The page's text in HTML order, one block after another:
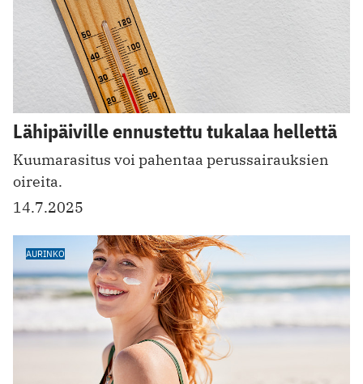
Lähipäiville ennustettu tukalaa hellettä
Kuumarasitus voi pahentaa perussairauksien
oireita.
14.7.2025
AURINKO